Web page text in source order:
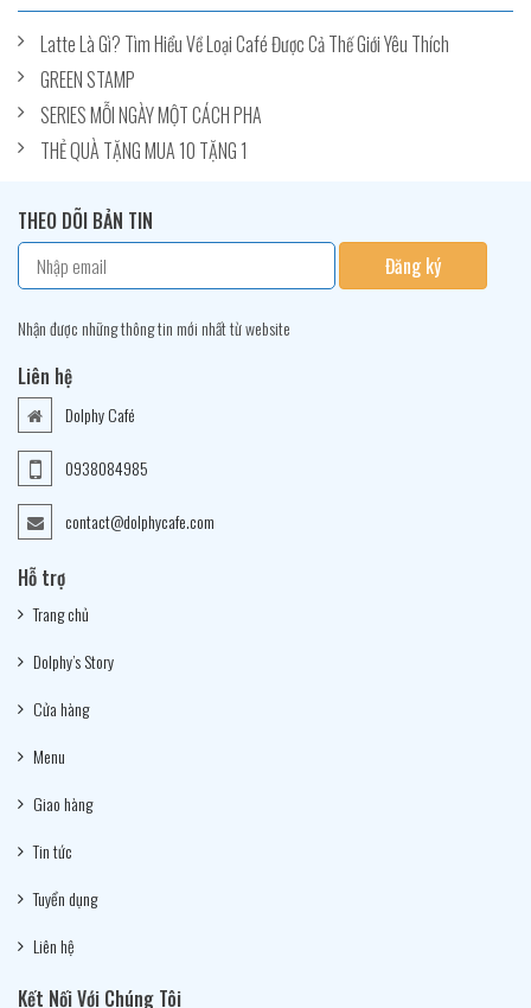
Latte Là Gì? Tìm Hiểu Về Loại Café Được Cả Thế Giới Yêu Thích
GREEN STAMP
SERIES MỖI NGÀY MỘT CÁCH PHA
THẺ QUÀ TẶNG MUA 10 TẶNG 1
THEO DÕI BẢN TIN
Đăng ký
Nhận được những thông tin mới nhất từ website
Liên hệ
Dolphy Café
0938084985
contact@dolphycafe.com
Hỗ trợ
Trang chủ
Dolphy’s Story
Cửa hàng
Menu
Giao hàng
Tin tức
Tuyển dụng
Liên hệ
Kết Nối Với Chúng Tôi